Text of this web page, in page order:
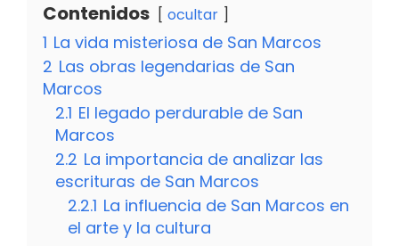
Contenidos ocultar
1 La vida misteriosa de San Marcos
2 Las obras legendarias de San
Marcos
2.1 El legado perdurable de San
Marcos
2.2 La importancia de analizar las
escrituras de San Marcos
2.2.1 La influencia de San Marcos en
el arte y la cultura